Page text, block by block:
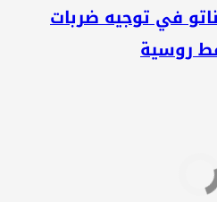
في توجيه ضربات
روسية